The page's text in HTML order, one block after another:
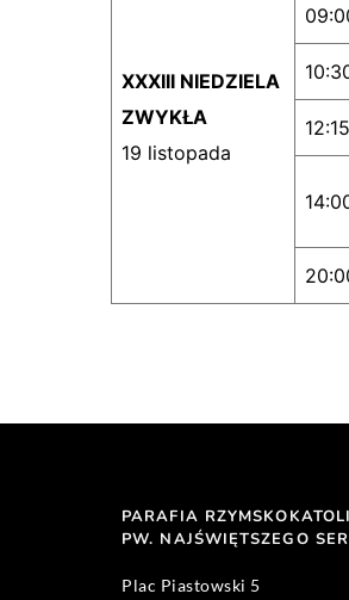
XXXIII NIEDZIELA
ZWYKŁA
19 listopada
12:15
PARAFIA
PW. NAJŚWIĘTSZEGO
Plac Piastowski 5